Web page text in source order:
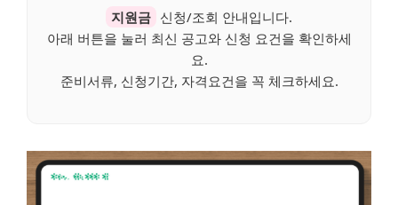
지원금 신청/조회 안내입니다.
아래 버튼을 눌러 최신 공고와 신청 요건을 확인하세
요.
준비서류, 신청기간, 자격요건을 꼭 체크하세요.